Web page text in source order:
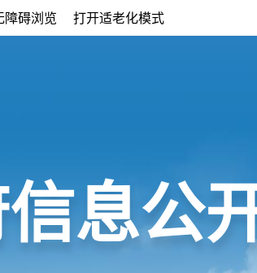
障碍浏览 打开适老化模式
息公